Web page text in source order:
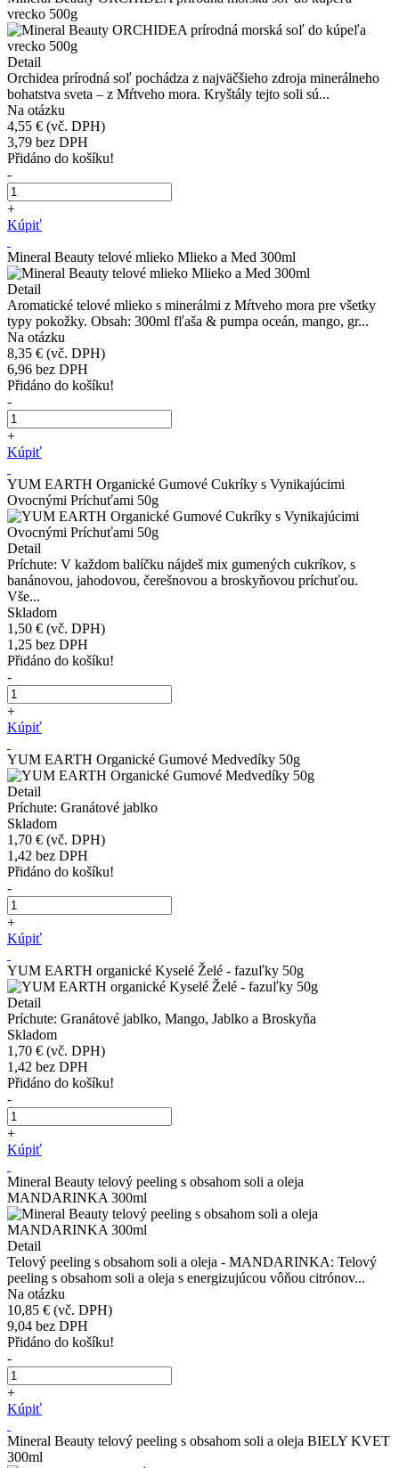
vrecko 500g
Detail
Orchidea prírodná soľ pochádza z najväčšieho zdroja minerálneho
bohatstva sveta – z Mŕtveho mora. Kryštály tejto soli sú...
Na otázku
4,55 € (vč. DPH)
3,79 bez DPH
Přidáno do košíku!
-
+
Kúpiť
Mineral Beauty telové mlieko Mlieko a Med 300ml
Detail
Aromatické telové mlieko s minerálmi z Mŕtveho mora pre všetky
typy pokožky. Obsah: 300ml fľaša & pumpa oceán, mango, gr...
Na otázku
8,35 € (vč. DPH)
6,96 bez DPH
Přidáno do košíku!
-
+
Kúpiť
YUM EARTH Organické Gumové Cukríky s Vynikajúcimi
Ovocnými Príchuťami 50g
Detail
Príchute: V každom balíčku nájdeš mix gumených cukríkov, s
banánovou, jahodovou, čerešnovou a broskyňovou príchuťou.
Vše...
Skladom
1,50 € (vč. DPH)
1,25 bez DPH
Přidáno do košíku!
-
+
Kúpiť
YUM EARTH Organické Gumové Medvedíky 50g
Detail
Príchute: Granátové jablko
Skladom
1,70 € (vč. DPH)
1,42 bez DPH
Přidáno do košíku!
-
+
Kúpiť
YUM EARTH organické Kyselé Želé - fazuľky 50g
Detail
Príchute: Granátové jablko, Mango, Jablko a Broskyňa
Skladom
1,70 € (vč. DPH)
1,42 bez DPH
Přidáno do košíku!
-
+
Kúpiť
Mineral Beauty telový peeling s obsahom soli a oleja
MANDARINKA 300ml
Detail
Telový peeling s obsahom soli a oleja - MANDARINKA: Telový
peeling s obsahom soli a oleja s energizujúcou vôňou citrónov...
Na otázku
10,85 € (vč. DPH)
9,04 bez DPH
Přidáno do košíku!
-
+
Kúpiť
Mineral Beauty telový peeling s obsahom soli a oleja BIELY KVET
300ml